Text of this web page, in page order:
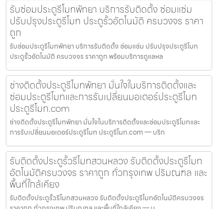
รับซ่อมประตูรีโมทพัทยา บริการรับติดตั้ง ซ่อมแซ่ม
ปรับปรุงประตูรีโมท ประตูรั้วอัตโนมัติ ครบวงจร ราคา
ถูก
รับซ่อมประตูรีโมทพัทยา บริการรับติดตั้ง ซ่อมแซ่ม ปรับปรุงประตูรีโมท
ประตูรั้วอัตโนมัติ ครบวงจร ราคาถูก พร้อมบริการดูแลหล
ช่างติดตั้งประตูรีโมทพัทยา มั่นใจในบริการติดตั้งและ
ซ่อมประตูรีโมทและการรับเปลี่ยนมอเตอร์ประตูรีโมท
ประตูรีโมท.com
ช่างติดตั้งประตูรีโมทพัทยา มั่นใจในบริการติดตั้งและซ่อมประตูรีโมทและ
การรับเปลี่ยนมอเตอร์ประตูรีโมท ประตูรีโมท.com — บริก
รับติดตั้งประตูรั้วรีโมทสวนหลวง รับติดตั้งประตูรีโมท
อัตโนมัติครบวงจร ราคาถูก ทั่วกรุงเทพ ปริมณฑล และ
พื้นที่ใกล้เคียง
รับติดตั้งประตูรั้วรีโมทสวนหลวง รับติดตั้งประตูรีโมทอัตโนมัติครบวงจร